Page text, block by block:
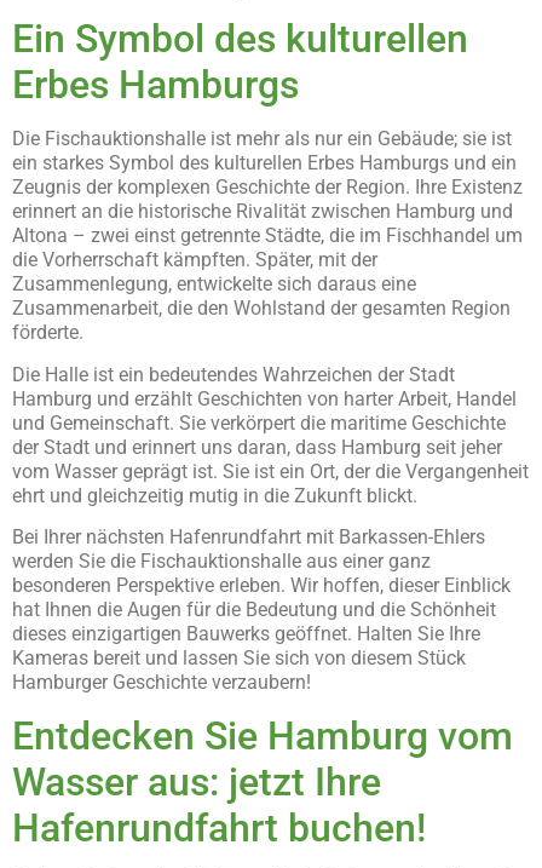
Ein Symbol des kulturellen
Erbes Hamburgs
Die Fischauktionshalle ist mehr als nur ein Gebäude; sie ist
ein starkes Symbol des kulturellen Erbes Hamburgs und ein
Zeugnis der komplexen Geschichte der Region. Ihre Existenz
erinnert an die historische Rivalität zwischen Hamburg und
Altona – zwei einst getrennte Städte, die im Fischhandel um
die Vorherrschaft kämpften. Später, mit der
Zusammenlegung, entwickelte sich daraus eine
Zusammenarbeit, die den Wohlstand der gesamten Region
förderte.
Die Halle ist ein bedeutendes Wahrzeichen der Stadt
Hamburg und erzählt Geschichten von harter Arbeit, Handel
und Gemeinschaft. Sie verkörpert die maritime Geschichte
der Stadt und erinnert uns daran, dass Hamburg seit jeher
vom Wasser geprägt ist. Sie ist ein Ort, der die Vergangenheit
ehrt und gleichzeitig mutig in die Zukunft blickt.
Bei Ihrer nächsten Hafenrundfahrt mit Barkassen-Ehlers
werden Sie die Fischauktionshalle aus einer ganz
besonderen Perspektive erleben. Wir hoffen, dieser Einblick
hat Ihnen die Augen für die Bedeutung und die Schönheit
dieses einzigartigen Bauwerks geöffnet. Halten Sie Ihre
Kameras bereit und lassen Sie sich von diesem Stück
Hamburger Geschichte verzaubern!
Entdecken Sie Hamburg vom
Wasser aus: jetzt Ihre
Hafenrundfahrt buchen!